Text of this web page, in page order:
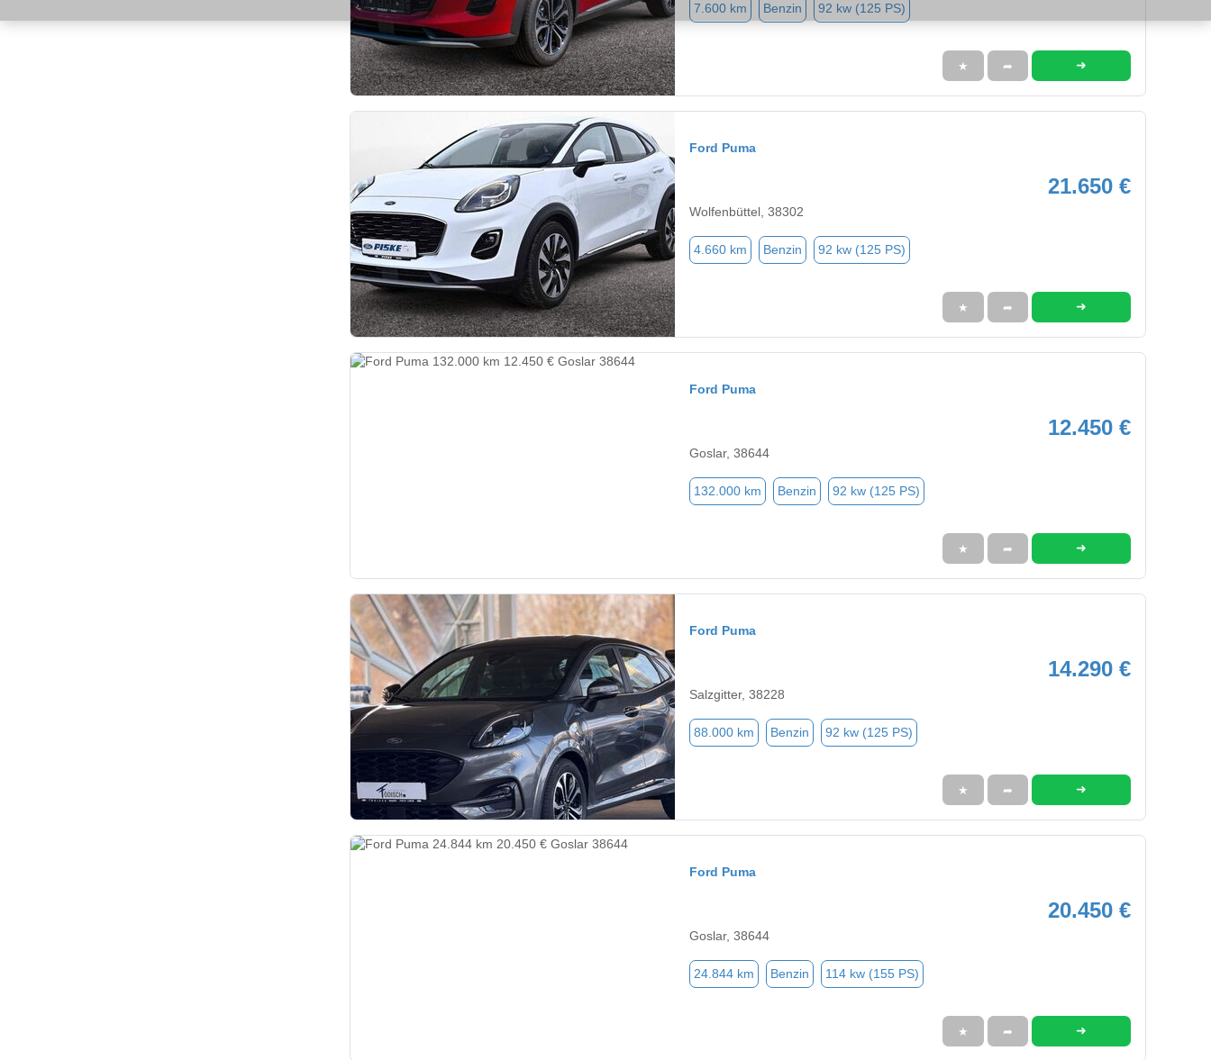
7.600 km Benzin 92 kw (125 PS)
★ ➦ ➜
Ford Puma
21.650 €
Wolfenbüttel, 38302
4.660 km Benzin 92 kw (125 PS)
★ ➦ ➜
Ford Puma
12.450 €
Goslar, 38644
132.000 km Benzin 92 kw (125 PS)
★ ➦ ➜
Ford Puma
14.290 €
Salzgitter, 38228
88.000 km Benzin 92 kw (125 PS)
★ ➦ ➜
Ford Puma
20.450 €
Goslar, 38644
24.844 km Benzin 114 kw (155 PS)
★ ➦ ➜